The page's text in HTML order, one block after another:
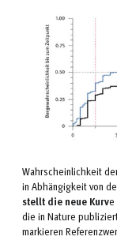
Wahrscheinlichkeit
in Abhängigkeit von
stellt die neue Kurve
die in Nature
markieren